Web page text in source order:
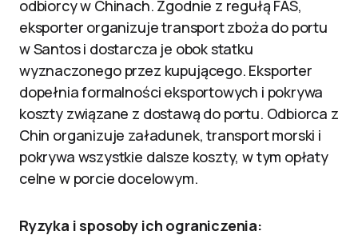
odbiorcy w Chinach. Zgodnie z regułą FAS,
eksporter organizuje transport zboża do portu
w Santos i dostarcza je obok statku
wyznaczonego przez kupującego. Eksporter
dopełnia formalności eksportowych i pokrywa
koszty związane z dostawą do portu. Odbiorca z
Chin organizuje załadunek, transport morski i
pokrywa wszystkie dalsze koszty, w tym opłaty
celne w porcie docelowym.
Ryzyka i sposoby ich ograniczenia: